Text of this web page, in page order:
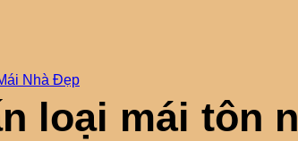
loại mái tôn